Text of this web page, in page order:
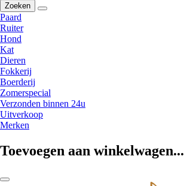
Zoeken
Paard
Ruiter
Hond
Kat
Dieren
Fokkerij
Boerderij
Zomerspecial
Verzonden binnen 24u
Uitverkoop
Merken
Toevoegen aan winkelwagen...